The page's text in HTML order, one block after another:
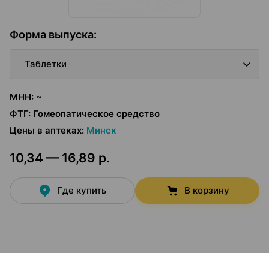
Форма выпуска:
Таблетки
МНН: ~
ФТГ: Гомеопатическое средство
Цены в аптеках: Минск
10,34 — 16,89 р.
Где купить В корзину